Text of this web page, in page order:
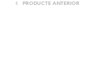
PRODUCTE ANTERIOR